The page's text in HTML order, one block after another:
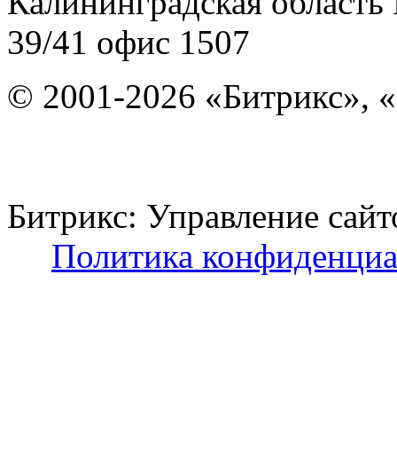
39/41 офис 1507
© 2001-2026 «Битрикс»,
Битрикс: Управление
Политика